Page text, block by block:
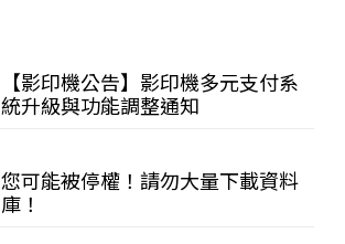
【影印機公告】影印機多元支付系
統升級與功能調整通知
您可能被停權！請勿大量下載資料
庫！